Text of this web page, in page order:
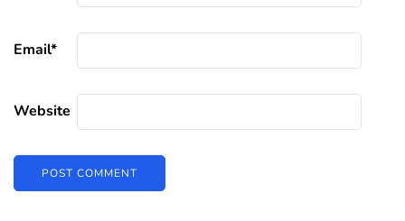
Email*
Website